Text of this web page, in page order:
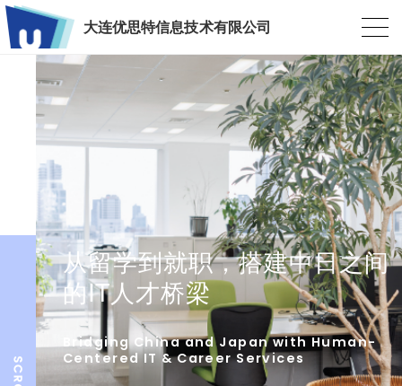
大连优思特信息技术有限公司
从留学到就职，搭建中日之间
的IT人才桥梁
Bridging China and Japan with Human-
Centered IT & Career Services